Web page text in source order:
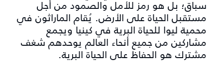
سباق؛ بل هو رمز للأمل والصمود من أجل
مستقبل الحياة على الأرض. يُقام الماراثون في
محمية ليوا للحياة البرية في كينيا ويجمع
مشاركين من جميع أنحاء العالم يوحدهم شغف
مشترك هو الحفاظ على الحياة البرية.